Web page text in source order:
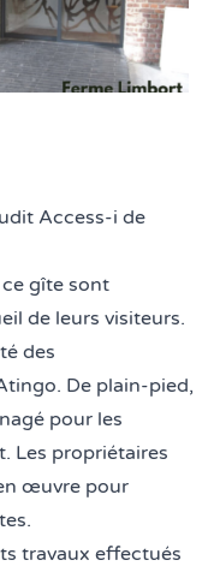
les travaux pour
Access-i de
gîte sont
de leurs visiteurs.
des
De plain-pied,
pour les
Les propriétaires
œuvre pour
travaux effectués